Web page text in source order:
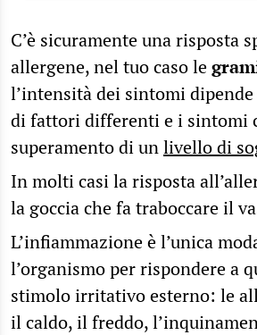
C’è sicuramente una risposta
allergene, nel tuo caso le
l’intensità dei sintomi
di fattori differenti e i sintomi
superamento di unlivello di
In molti casi la risposta
la goccia che fa traboccare il
L’infiammazione è l’unica
l’organismo per rispondere a
stimolo irritativo esterno: le
il caldo, il freddo,